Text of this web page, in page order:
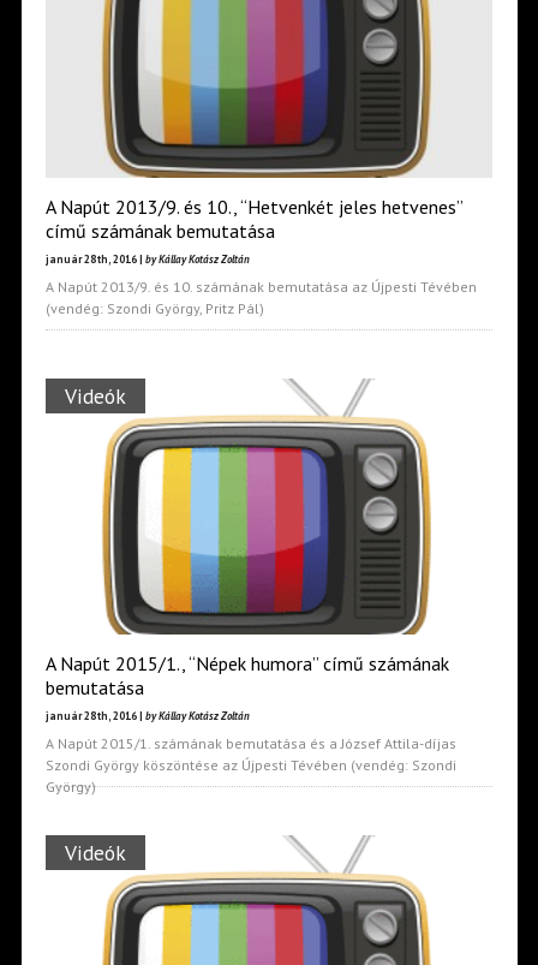
A Napút 2013/9. és 10., “Hetvenkét jeles hetvenes”
című számának bemutatása
január 28th, 2016 | by Kállay Kotász Zoltán
A Napút 2013/9. és 10. számának bemutatása az Újpesti Tévében
(vendég: Szondi György, Pritz Pál)
Videók
A Napút 2015/1., “Népek humora” című számának
bemutatása
január 28th, 2016 | by Kállay Kotász Zoltán
A Napút 2015/1. számának bemutatása és a József Attila-díjas
Szondi György köszöntése az Újpesti Tévében (vendég: Szondi
György)
Videók